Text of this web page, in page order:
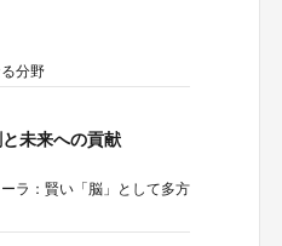
分野
未来への貢献
ラ：賢い「脳」として多方